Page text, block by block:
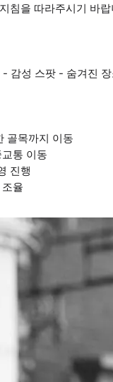
침을 따라주시기 바랍
감성 스팟 - 숨겨진
골목까지 이동
통 이동
진행
율